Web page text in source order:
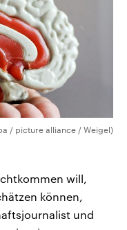
/ picture alliance / Weigel)
will,
können,
und